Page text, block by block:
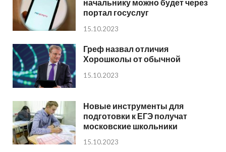
начальнику можно будет через
портал госуслуг
15.10.2023
Греф назвал отличия
Хорошколы от обычной
15.10.2023
Новые инструменты для
подготовки к ЕГЭ получат
московские школьники
15.10.2023